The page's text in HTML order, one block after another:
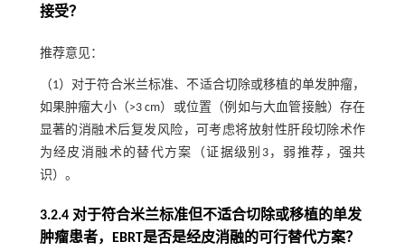
接受？
推荐意见：
（1）对于符合米兰标准、不适合切除或移植的单发肿瘤，
如果肿瘤大小（>3 cm）或位置（例如与大血管接触）存在
显著的消融术后复发风险，可考虑将放射性肝段切除术作
为经皮消融术的替代方案（证据级别3，弱推荐，强共
识）。
3.2.4 对于符合米兰标准但不适合切除或移植的单发
肿瘤患者，EBRT是否是经皮消融的可行替代方案？